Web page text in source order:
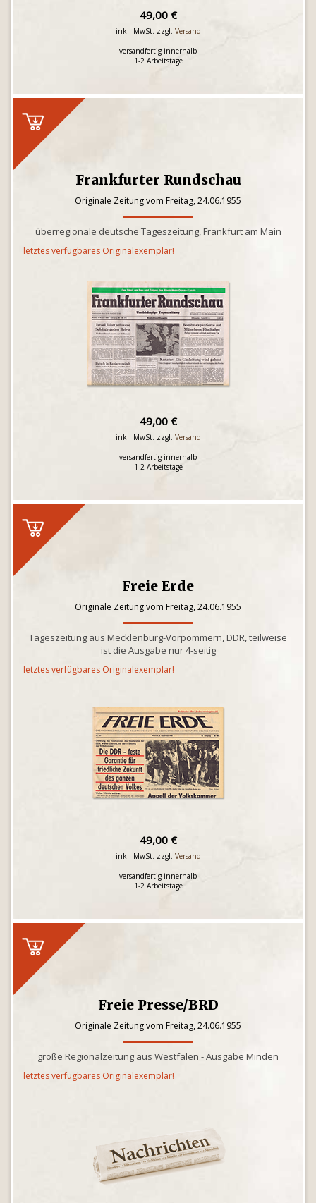
49,00 €
inkl. MwSt. zzgl. Versand
versandfertig innerhalb
1-2 Arbeitstage
Frankfurter Rundschau
Originale Zeitung vom Freitag, 24.06.1955
überregionale deutsche Tageszeitung, Frankfurt am Main
letztes verfügbares Originalexemplar!
49,00 €
inkl. MwSt. zzgl. Versand
versandfertig innerhalb
1-2 Arbeitstage
Freie Erde
Originale Zeitung vom Freitag, 24.06.1955
Tageszeitung aus Mecklenburg-Vorpommern, DDR, teilweise
ist die Ausgabe nur 4-seitig
letztes verfügbares Originalexemplar!
49,00 €
inkl. MwSt. zzgl. Versand
versandfertig innerhalb
1-2 Arbeitstage
Freie Presse/BRD
Originale Zeitung vom Freitag, 24.06.1955
große Regionalzeitung aus Westfalen - Ausgabe Minden
letztes verfügbares Originalexemplar!